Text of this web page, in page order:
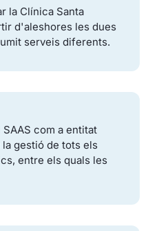
la Clínica Santa
d'aleshores les dues
serveis diferents.
SAAS com a entitat
gestió de tots els
entre els quals les